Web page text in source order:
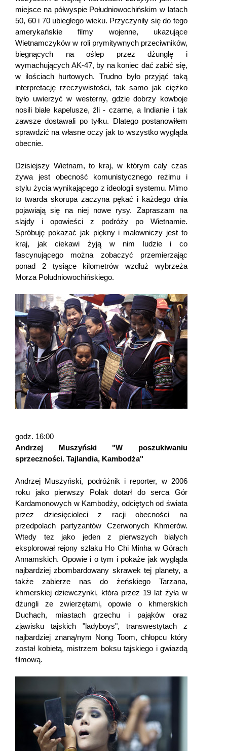
miejsce na półwyspie Południowochińskim w latach
50, 60 i 70 ubiegłego wieku. Przyczyniły się do tego
amerykańskie filmy wojenne, ukazujące
Wietnamczyków w roli prymitywnych przeciwników,
biegnących na oślep przez dżunglę i
wymachujących AK-47, by na koniec dać zabić się,
w ilościach hurtowych. Trudno było przyjąć taką
interpretację rzeczywistości, tak samo jak ciężko
było uwierzyć w westerny, gdzie dobrzy kowboje
nosili białe kapelusze, źli - czarne, a Indianie i tak
zawsze dostawali po tyłku. Dlatego postanowiłem
sprawdzić na własne oczy jak to wszystko wygląda
obecnie.
Dzisiejszy Wietnam, to kraj, w którym cały czas
żywa jest obecność komunistycznego reżimu i
stylu życia wynikającego z ideologii systemu. Mimo
to twarda skorupa zaczyna pękać i każdego dnia
pojawiają się na niej nowe rysy. Zapraszam na
slajdy i opowieści z podróży po Wietnamie.
Spróbuję pokazać jak piękny i malowniczy jest to
kraj, jak ciekawi żyją w nim ludzie i co
fascynującego można zobaczyć przemierzając
ponad 2 tysiące kilometrów wzdłuż wybrzeża
Morza Południowochińskiego.
godz. 16:00
Andrzej Muszyński "W poszukiwaniu
sprzeczności. Tajlandia, Kambodża"
Andrzej Muszyński, podróżnik i reporter, w 2006
roku jako pierwszy Polak dotarł do serca Gór
Kardamonowych w Kambodży, odciętych od świata
przez dziesięcioleci z racji obecności na
przedpolach partyzantów Czerwonych Khmerów.
Wtedy tez jako jeden z pierwszych białych
eksplorował rejony szlaku Ho Chi Minha w Górach
Annamskich. Opowie i o tym i pokaże jak wygląda
najbardziej zbombardowany skrawek tej planety, a
także zabierze nas do żeńskiego Tarzana,
khmerskiej dziewczynki, która przez 19 lat żyła w
dżungli ze zwierzętami, opowie o khmerskich
Duchach, miastach grzechu i pająków oraz
zjawisku tajskich "ladyboys", transwestytach z
najbardziej znaną/nym Nong Toom, chłopcu który
został kobietą, mistrzem boksu tajskiego i gwiazdą
filmową.